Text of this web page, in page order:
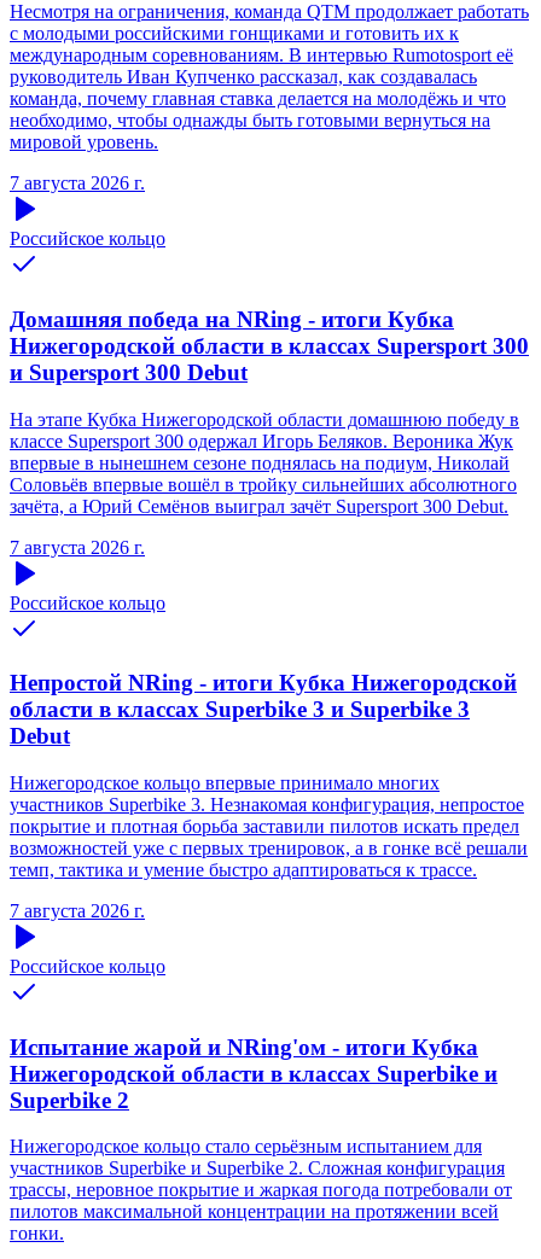
Несмотря на ограничения, команда QTM продолжает работать
с молодыми российскими гонщиками и готовить их к
международным соревнованиям. В интервью Rumotosport её
руководитель Иван Купченко рассказал, как создавалась
команда, почему главная ставка делается на молодёжь и что
необходимо, чтобы однажды быть готовыми вернуться на
мировой уровень.
7 августа 2026 г.
Российское кольцо
Домашняя победа на NRing - итоги Кубка
Нижегородской области в классах Supersport 300
и Supersport 300 Debut
На этапе Кубка Нижегородской области домашнюю победу в
классе Supersport 300 одержал Игорь Беляков. Вероника Жук
впервые в нынешнем сезоне поднялась на подиум, Николай
Соловьёв впервые вошёл в тройку сильнейших абсолютного
зачёта, а Юрий Семёнов выиграл зачёт Supersport 300 Debut.
7 августа 2026 г.
Российское кольцо
Непростой NRing - итоги Кубка Нижегородской
области в классах Superbike 3 и Superbike 3
Debut
Нижегородское кольцо впервые принимало многих
участников Superbike 3. Незнакомая конфигурация, непростое
покрытие и плотная борьба заставили пилотов искать предел
возможностей уже с первых тренировок, а в гонке всё решали
темп, тактика и умение быстро адаптироваться к трассе.
7 августа 2026 г.
Российское кольцо
Испытание жарой и NRing'ом - итоги Кубка
Нижегородской области в классах Superbike и
Superbike 2
Нижегородское кольцо стало серьёзным испытанием для
участников Superbike и Superbike 2. Сложная конфигурация
трассы, неровное покрытие и жаркая погода потребовали от
пилотов максимальной концентрации на протяжении всей
гонки.